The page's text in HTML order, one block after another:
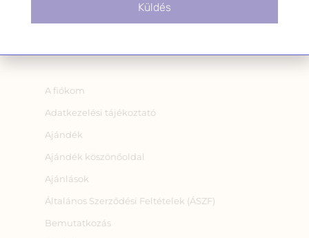
A fiókom
Adatkezelési tájékoztató
Ajándék
Ajándék köszönőoldal
Ajánlások
Általános Szerződési Feltételek (ÁSZF)
Bemutatkozás
Küldés